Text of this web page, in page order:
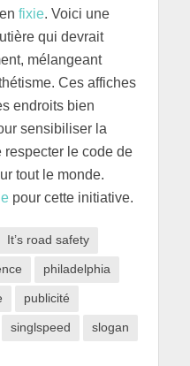
fixie. Voici une
qui devrait
mélangeant
Ces affiches
endroits bien
sensibiliser la
respecter le code de
tout le monde.
pour cette initiative.
It’s road safety
philadelphia
publicité
singlspeed slogan